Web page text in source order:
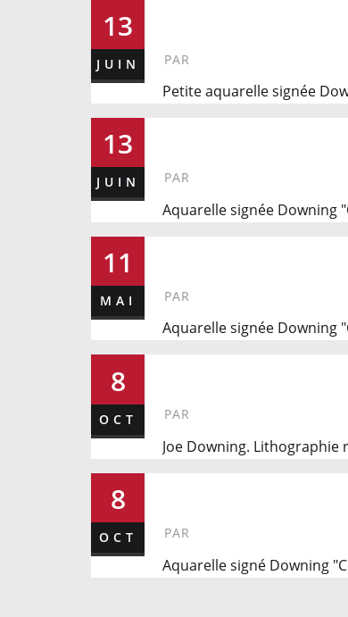
13
JUIN PAR
Petite aquarelle signée
13
JUIN PAR
Aquarelle signée Downing
11
MAI PAR
Aquarelle signée Downing
8
OCT PAR
Joe Downing. Lithographie
8
OCT PAR
Aquarelle signé Downing